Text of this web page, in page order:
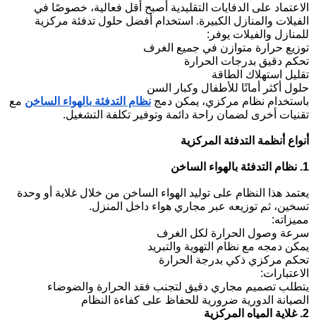
الاعتماد على الدفايات التقليدية أصبح أقل فعالية، خصوصًا في
الفيلات والمنازل الكبيرة. استخدام أفضل حلول تدفئة مركزية
للمنازل والفيلات يوفر:
توزيع حرارة متوازن في جميع الغرف
تحكم دقيق بدرجات الحرارة
تقليل استهلاك الطاقة
حلول أكثر أمانًا للأطفال وكبار السن
باستخدام نظام مركزي، يمكن دمج نظام التدفئة بالهواء الساخن مع
تقنيات أخرى لضمان راحة دائمة وتوفير تكلفة التشغيل.
أنواع أنظمة التدفئة المركزية
1. نظام التدفئة بالهواء الساخن
يعتمد هذا النظام على توليد الهواء الساخن من خلال غلاية أو وحدة
تسخين، ثم توزيعه عبر مجاري هواء داخل المنزل.
مميزاته:
سرعة وصول الحرارة لكل الغرف
يمكن دمجه مع نظام التهوية والتبريد
تحكم مركزي ذكي بدرجة الحرارة
الاعتبارات:
يتطلب تصميم مجاري دقيق لتجنب فقد الحرارة والضوضاء
الصيانة الدورية ضرورية للحفاظ على كفاءة النظام
2. غلاية المياه المركزية